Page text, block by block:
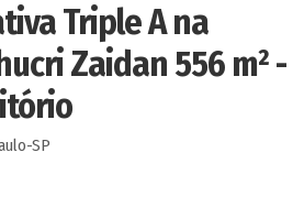
Triple A na
Zaidan 556 m² -
SP